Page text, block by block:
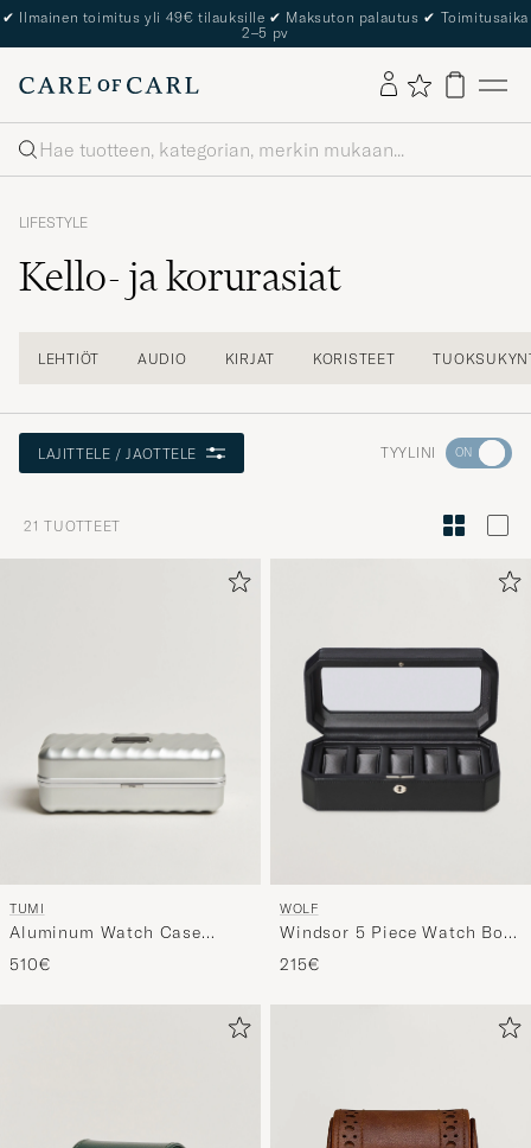
✔ Ilmainen toimitus yli 49€ tilauksille ✔ Maksuton palautus ✔ Toimitusaika
2–5 pv
Haku
LIFESTYLE
Kello- ja korurasiat
LEHTIÖT AUDIO KIRJAT KORISTEET
LAJITTELE / JAOTTELE TYYLINI
Aktivoi
tyylini
omaan
tyyliisi
sopivan
lajittelun
tuotteille
21 TUOTTEET
TUMI
Aluminum Watch Case
Silver
510€
WOLF
Windsor 5 Piece Watch Box
Black/Grey
215€